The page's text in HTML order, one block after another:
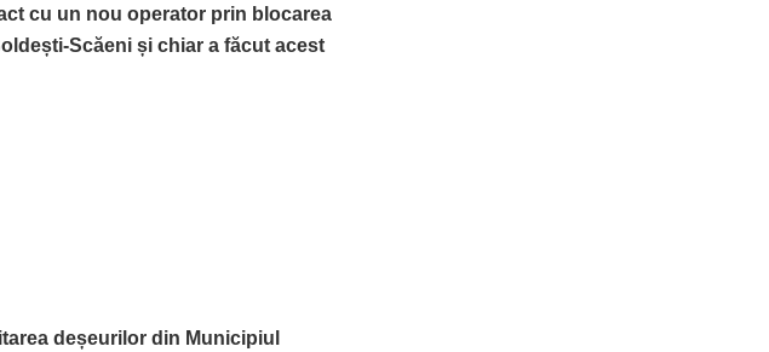
cu un nou operator prin blocarea
Scăeni și chiar a făcut acest
deșeurilor din Municipiul